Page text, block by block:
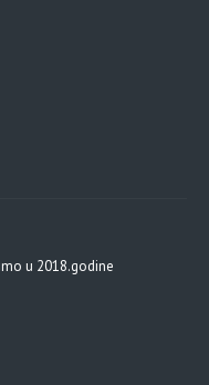
u 2018.godine